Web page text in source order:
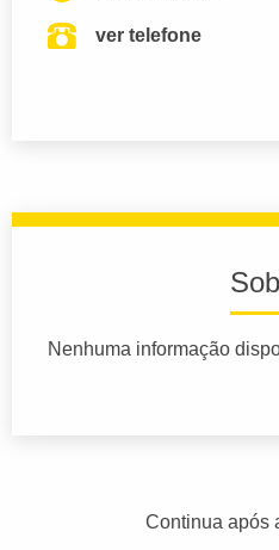
ver telefone
Nenhuma informação
Continua após